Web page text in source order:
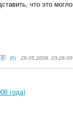
что это могло
(0) 29.05.2008, 03:26:00
года)